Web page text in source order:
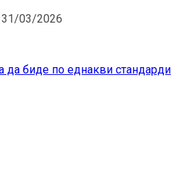
31/03/2026
да биде по еднакви стандарди